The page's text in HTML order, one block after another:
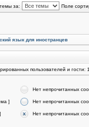
за: Поле
язык для иностранцев
пользователей и гости:
Нет непрочитанных
] Нет непрочитанных
Нет непрочитанных